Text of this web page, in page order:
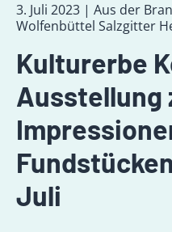
3. Juli 2023 | Aus der
Wolfenbüttel Salzgitter
Kulturerbe
Ausstellung
Juli